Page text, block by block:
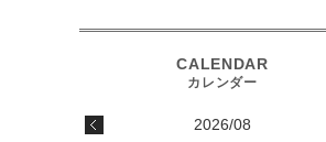
2026/08